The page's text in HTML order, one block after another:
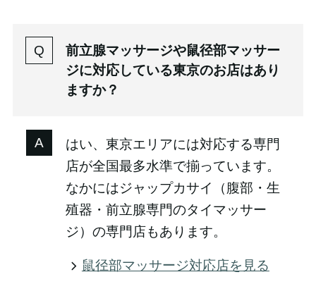
前立腺マッサージや鼠径部マッサー
ジに対応している東京のお店はあり
ますか？
はい、東京エリアには対応する専門
店が全国最多水準で揃っています。
なかにはジャップカサイ（腹部・生
殖器・前立腺専門のタイマッサー
ジ）の専門店もあります。
鼠径部マッサージ対応店を見る